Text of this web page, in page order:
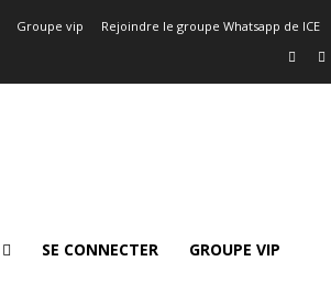
Groupe vip Rejoindre le groupe Whatsapp de ICE
SE CONNECTER GROUPE VIP